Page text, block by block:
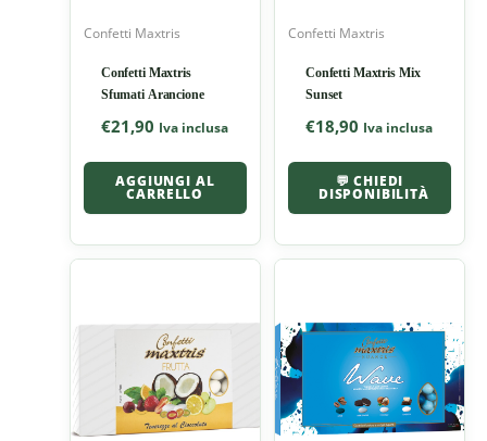
Confetti Maxtris
Confetti Maxtris
Sfumati Arancione
€21,90 Iva inclusa
AGGIUNGI AL
CARRELLO
Confetti Maxtris
Confetti Maxtris Mix
Sunset
€18,90 Iva inclusa
💬 CHIEDI
DISPONIBILITÀ